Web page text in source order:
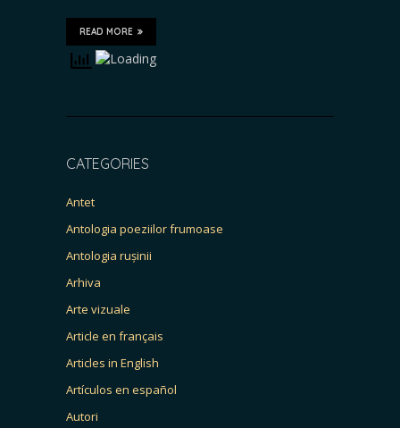
READ MORE
CATEGORIES
Antet
Antologia poeziilor frumoase
Antologia rușinii
Arhiva
Arte vizuale
Article en français
Articles in English
Artículos en español
Autori